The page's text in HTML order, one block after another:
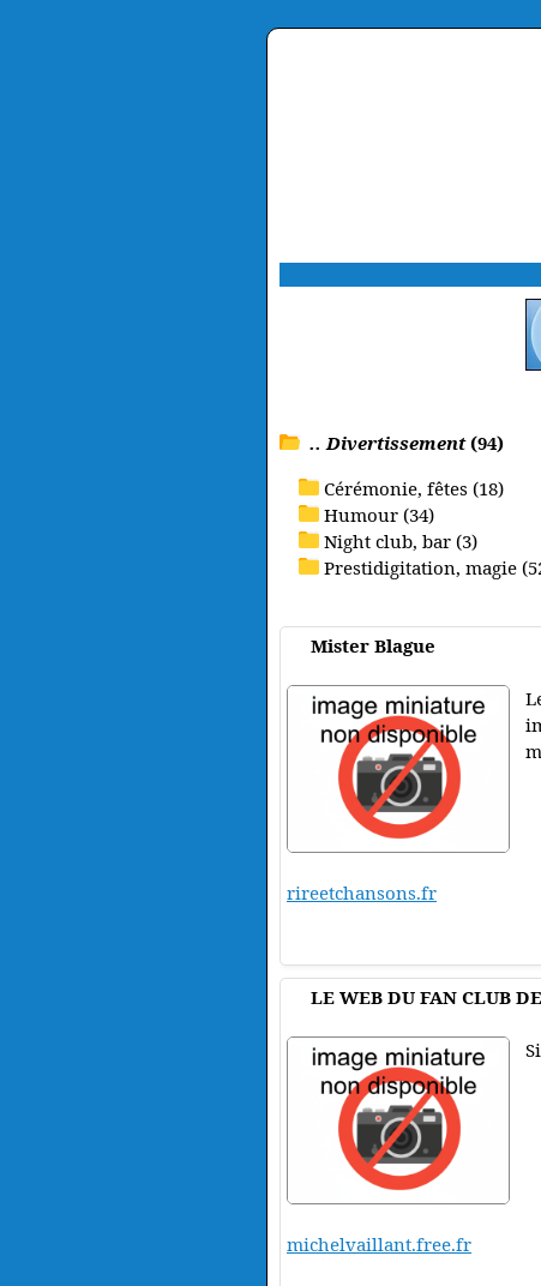
.. Divertissement(94)
Cérémonie, fêtes (18)
Humour (34)
Night club, bar (3)
Prestidigitation, magie
Mister Blague
rireetchansons.fr
LE WEB DU FAN CLUB
michelvaillant.free.fr